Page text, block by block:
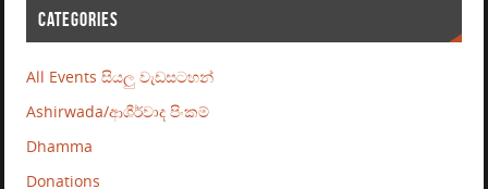
CATEGORIES
All Events සියලු වැඩසටහන්
Ashirwada/ආශීර්වාද පිංකම්
Dhamma
Donations